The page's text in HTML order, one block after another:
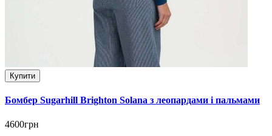
Купити
Бомбер Sugarhill Brighton Solana з леопардами і пальмами
4600грн